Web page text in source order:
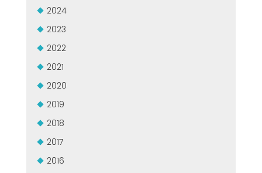
2024
2023
2022
2021
2020
2019
2018
2017
2016